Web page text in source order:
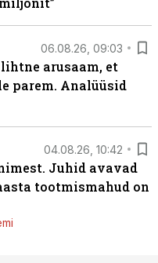
06.08.26, 09:03
arusaam, et
parem. Analüüsid
04.08.26, 10:42
Juhid avavad
tootmismahud on